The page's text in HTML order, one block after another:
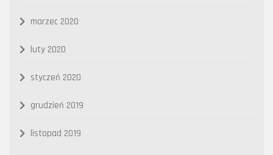
marzec 2020
luty 2020
styczeń 2020
grudzień 2019
listopad 2019